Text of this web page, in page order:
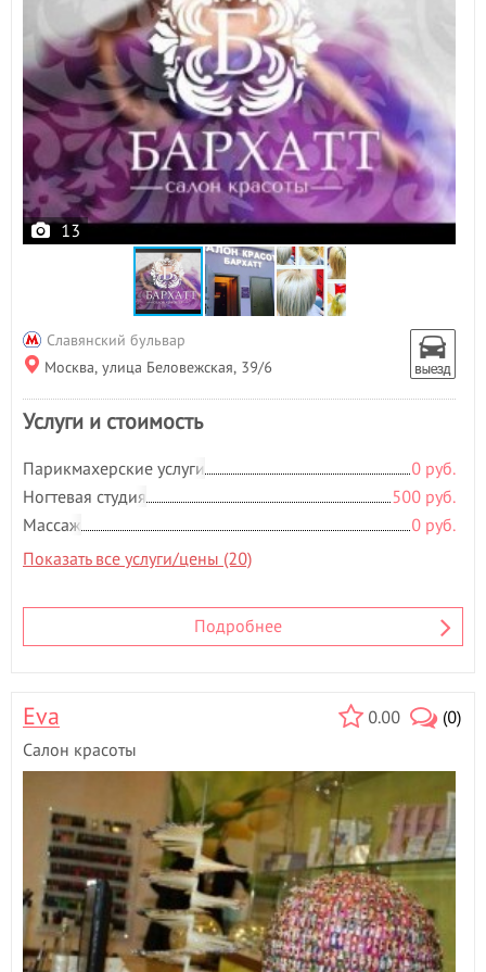
13
Славянский бульвар
Москва, улица Беловежская, 39/6
Услуги и стоимость
Парикмахерские услуги
0 руб.
Ногтевая студия
500 руб.
Массаж
0 руб.
Показать все услуги/цены (20)
Подробнее
0.00 (0)
Eva
Салон красоты